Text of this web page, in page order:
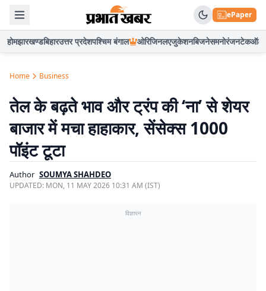
ePaper
होमझारखण्डबिहारउत्तर प्रदेशपश्चिम बंगाल ओरिजिनलएजुकेशनबिजनेसमनोरंजनटेकऑटो
Home Business
तेल के बढ़ते भाव और ट्रंप की ‘ना’ से शेयर
बाजार में मचा हाहाकार, सेंसेक्स 1000
पॉइंट टूटा
Author SOUMYA SHAHDEO
UPDATED: MON, 11 MAY 2026 10:31 AM (IST)
विज्ञापन